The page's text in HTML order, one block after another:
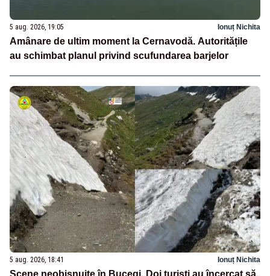
5 aug. 2026, 19:05 Ionuț Nichita
Amânare de ultim moment la Cernavodă. Autoritățile
au schimbat planul privind scufundarea barjelor
5 aug. 2026, 18:41 Ionuț Nichita
Scene neobișnuite în Bucegi. Doi turiști au încercat să